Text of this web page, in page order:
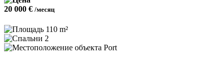
20 000 € /месяц
110 m²
2
Port